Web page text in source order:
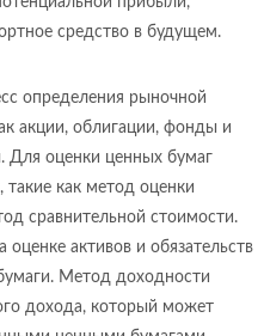
средство в будущем.
определения рыночной
акции, облигации, фонды и
Для оценки ценных бумаг
как метод оценки
сравнительной стоимости.
активов и обязательств
Метод доходности
дохода, который может